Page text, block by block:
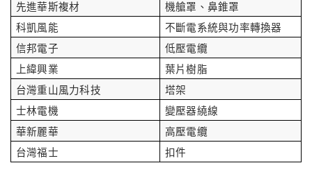
先進華斯複材
機艙罩、鼻錐罩
科凱風能
不斷電系統與功率轉換器
信邦電子
低壓電纜
上緯興業
葉片樹脂
台灣重山風力科技
塔架
士林電機
變壓器繞線
華新麗華
高壓電纜
台灣福士
扣件